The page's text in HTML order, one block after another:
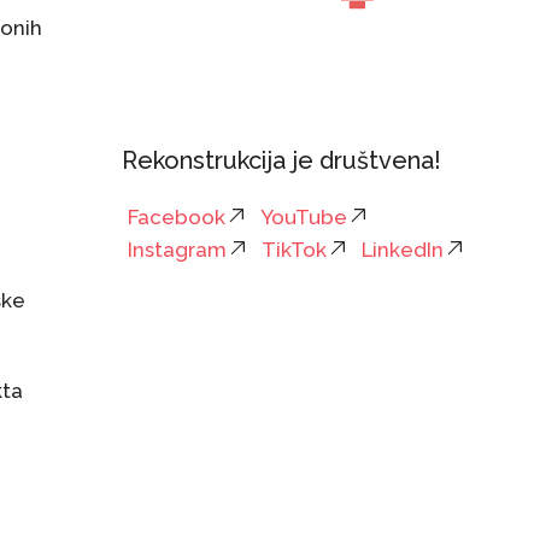
Rekonstrukcija je društvena!
Facebook
YouTube
Instagram
TikTok LinkedIn